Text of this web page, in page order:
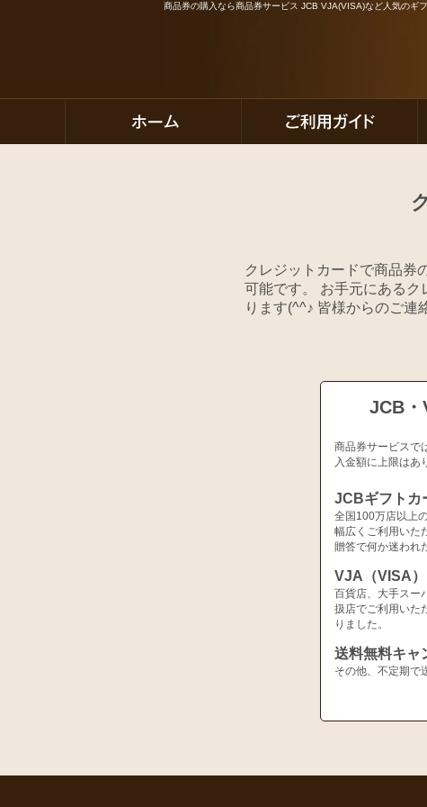
商品券の購入なら商品券サービス JCB VJA(VISA)など人気のギ
クレジットカードで商品券
可能です。 お手元にある
ります(^^♪ 皆様からのご
JCB・
商品券サービスで
入金額に上限はあ
JCBギフトカ
全国100万店以上
幅広くご利用いた
贈答で何か迷われ
VJA（VISA
百貨店、大手スー
扱店でご利用いた
りました。
送料無料キャ
その他、不定期で